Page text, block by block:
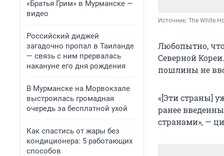
«Братья Грим» в Мурманске —
видео
Российский диджей
загадочно пропал в Таиланде
— связь с ним прервалась
накануне его дня рождения
В Мурманске на Морвокзале
выстроилась громадная
очередь за бесплатной ухой
Как спастись от жары без
кондиционера: 5 работающих
способов
Источник: The White
Любопытно, что
Северной
пошлины не
«[Эти страны]
ранее
странами», —